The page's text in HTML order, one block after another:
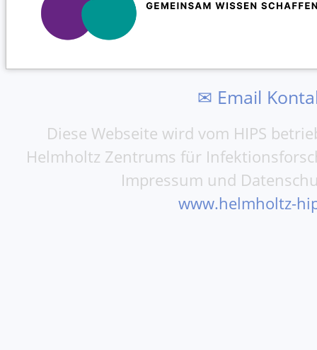
✉ Email
Diese Webseite wird vom HIPS
Helmholtz Zentrums für
Impressum und
www.helmholtz-